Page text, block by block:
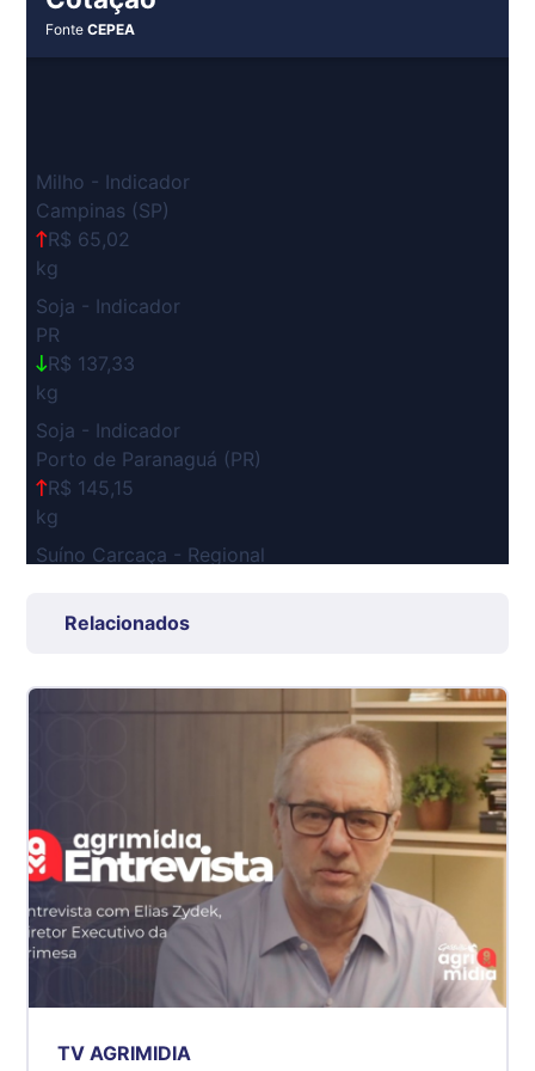
FonteCEPEA
Milho - Indicador
Campinas (SP)
R$ 65,02
kg
Soja - Indicador
PR
R$ 137,33
kg
Soja - Indicador
Porto de Paranaguá (PR)
R$ 145,15
kg
Suíno Carcaça - Regional
R$ 7,53
MG
R$ 5,04
kg
Suíno - Estadual
PR
kg
Suíno - Estadual
Relacionados
TV AGRIMIDIA